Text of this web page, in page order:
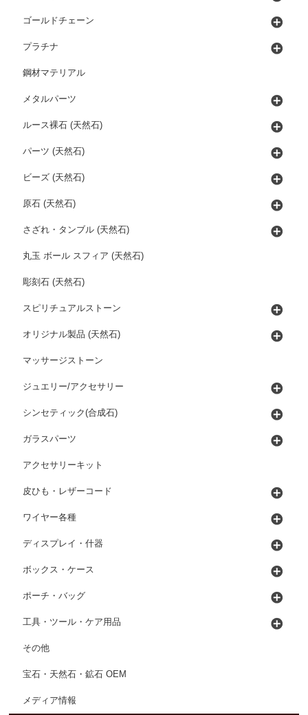
ゴールドチェーン
プラチナ
鋼材マテリアル
メタルパーツ
ルース裸石 (天然石)
パーツ (天然石)
ビーズ (天然石)
原石 (天然石)
さざれ・タンブル (天然石)
丸玉 ボール スフィア (天然石)
彫刻石 (天然石)
スピリチュアルストーン
オリジナル製品 (天然石)
マッサージストーン
ジュエリー/アクセサリー
シンセティック(合成石)
ガラスパーツ
アクセサリーキット
皮ひも・レザーコード
ワイヤー各種
ディスプレイ・什器
ボックス・ケース
ポーチ・バッグ
工具・ツール・ケア用品
その他
宝石・天然石・鉱石 OEM
メディア情報